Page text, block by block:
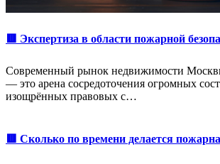
🟥 Экспертиза в области пожарной
Современный рынок недвижимости
— это арена сосредоточения огромных
изощрённых правовых с…
🟥 Сколько по времени делается